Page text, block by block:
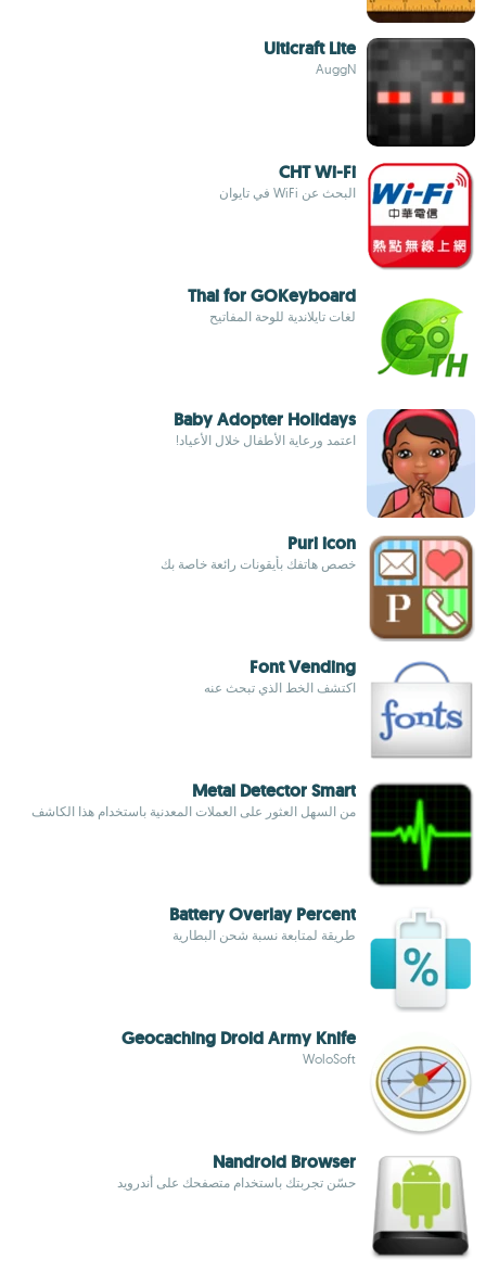
Ulticraft Lite
AuggN
CHT Wi-Fi
البحث عن WiFi في تايوان
Thai for GOKeyboard
لغات تايلاندية للوحة المفاتيح
Baby Adopter Holidays
اعتمد ورعاية الأطفال خلال الأعياد!
Puri icon
خصص هاتفك بأيقونات رائعة خاصة بك
Font Vending
اكتشف الخط الذي تبحث عنه
Metal Detector Smart
من السهل العثور على العملات المعدنية باستخدام هذا الكاشف
Battery Overlay Percent
طريقة لمتابعة نسبة شحن البطارية
Geocaching Droid Army Knife
WoloSoft
Nandroid Browser
حسّن تجربتك باستخدام متصفحك على أندرويد